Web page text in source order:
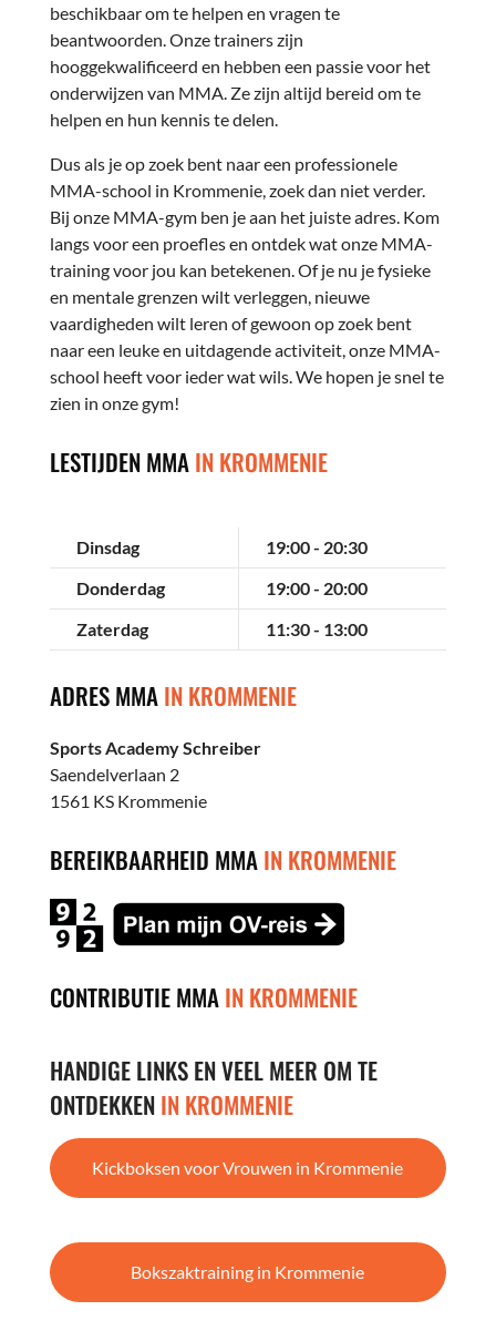
beschikbaar om te helpen en vragen te
beantwoorden. Onze trainers zijn
hooggekwalificeerd en hebben een passie voor het
onderwijzen van MMA. Ze zijn altijd bereid om te
helpen en hun kennis te delen.
Dus als je op zoek bent naar een professionele
MMA-school in Krommenie, zoek dan niet verder.
Bij onze MMA-gym ben je aan het juiste adres. Kom
langs voor een proefles en ontdek wat onze MMA-
training voor jou kan betekenen. Of je nu je fysieke
en mentale grenzen wilt verleggen, nieuwe
vaardigheden wilt leren of gewoon op zoek bent
naar een leuke en uitdagende activiteit, onze MMA-
school heeft voor ieder wat wils. We hopen je snel te
zien in onze gym!
LESTIJDEN MMAIN KROMMENIE
Dinsdag
19:00 - 20:30
Donderdag
19:00 - 20:00
Zaterdag
11:30 - 13:00
ADRES MMAIN KROMMENIE
Sports Academy Schreiber
Saendelverlaan 2
1561 KS Krommenie
BEREIKBAARHEID MMAIN KROMMENIE
CONTRIBUTIE MMAIN KROMMENIE
HANDIGE LINKS EN VEEL MEER OM TE
ONTDEKKENIN KROMMENIE
Kickboksen voor Vrouwen in Krommenie
Bokszaktraining in Krommenie